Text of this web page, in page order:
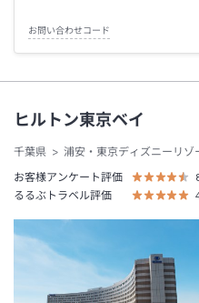
お問い合わせコード
ヒルトン東京ベイ
千葉県
浦安・東京ディズニーリゾ
お客様アンケート評価
るるぶトラベル評価